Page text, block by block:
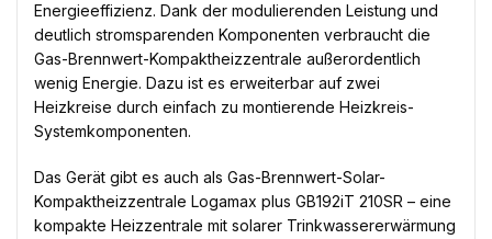
Energieeffizienz. Dank der modulierenden Leistung und
deutlich stromsparenden Komponenten verbraucht die
Gas-Brennwert-Kompaktheizzentrale außerordentlich
wenig Energie. Dazu ist es erweiterbar auf zwei
Heizkreise durch einfach zu montierende Heizkreis-
Systemkomponenten.
Das Gerät gibt es auch als Gas-Brennwert-Solar-
Kompaktheizzentrale Logamax plus GB192iT 210SR – eine
kompakte Heizzentrale mit solarer Trinkwassererwärmung